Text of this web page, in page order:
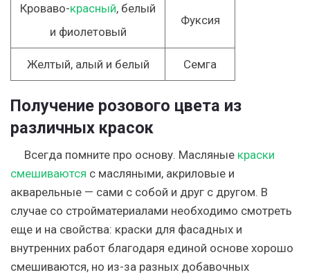
Кроваво-красный, белый
и фиолетовый
Фуксия
Желтый, алый и белый Семга
Получение розового цвета из
различных красок
Всегда помните про основу. Масляные краски
смешиваются с масляными, акриловые и
акварельные — сами с собой и друг с другом. В
случае со стройматериалами необходимо смотреть
еще и на свойства: краски для фасадных и
внутренних работ благодаря единой основе хорошо
смешиваются, но из-за разных добавочных